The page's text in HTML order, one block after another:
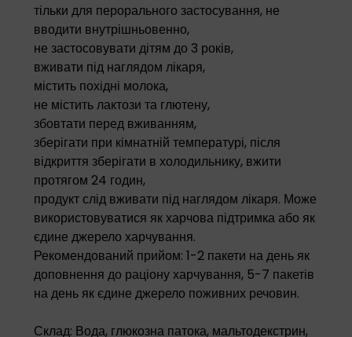
тільки для перорального застосування, не
вводити внутрішньовенно,
не застосовувати дітям до 3 років,
вживати під наглядом лікаря,
містить похідні молока,
не містить лактози та глютену,
збовтати перед вживанням,
зберігати при кімнатній температурі, після
відкриття зберігати в холодильнику, вжити
протягом 24 годин,
продукт слід вживати під наглядом лікаря. Може
використовуватися як харчова підтримка або як
єдине джерело харчування.
Рекомендований прийом: 1-2 пакети на день як
доповнення до раціону харчування, 5-7 пакетів
на день як єдине джерело поживних речовин.
Склад: Вода, глюкозна патока, мальтодекстрин,